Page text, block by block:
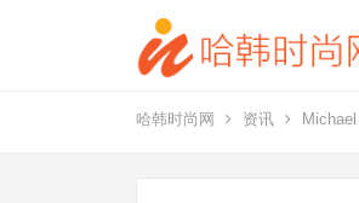
哈韩时尚网 资讯